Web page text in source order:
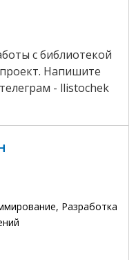
с библиотекой
Напишите
- llistochek
Разработка